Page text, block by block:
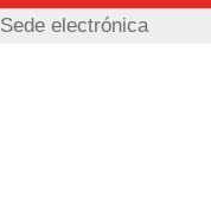
Sede electrónica